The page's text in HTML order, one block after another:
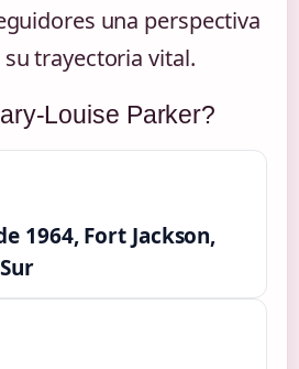
una perspectiva
trayectoria vital.
Louise Parker?
1964, Fort Jackson,